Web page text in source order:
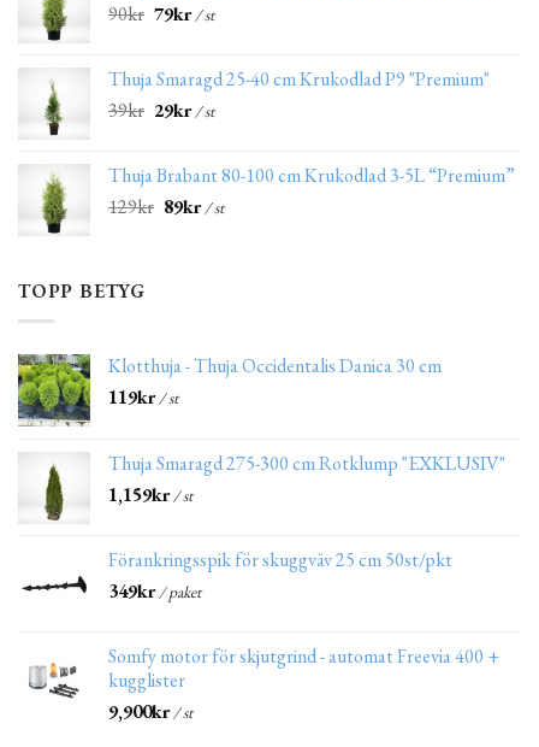
90kr 79kr/ st
Thuja Smaragd 25-40 cm Krukodlad P9 "Premium"
39kr 29kr/ st
Thuja Brabant 80-100 cm Krukodlad 3-5L “Premium”
129kr 89kr/ st
TOPP BETYG
Klotthuja - Thuja Occidentalis Danica 30 cm
119kr/ st
Thuja Smaragd 275-300 cm Rotklump "EXKLUSIV"
1,159kr/ st
Förankringsspik för skuggväv 25 cm 50st/pkt
349kr/ paket
Somfy motor för skjutgrind - automat Freevia 400 +
kugglister
9,900kr/ st